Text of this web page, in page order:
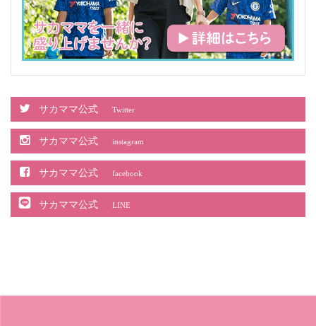
サカママ公式 Twitter
サカママ公式 instagram
サカママ公式 facebook
サカママ公式 LINE